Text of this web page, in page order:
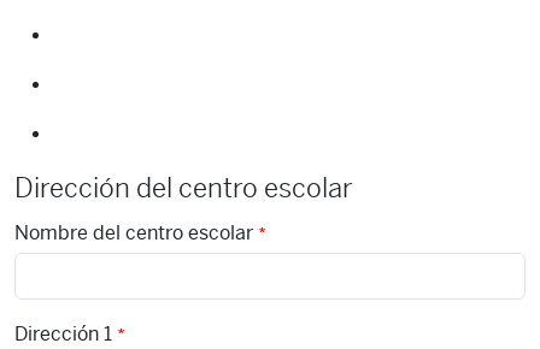
Dirección del centro escolar
Nombre del centro escolar
Dirección 1